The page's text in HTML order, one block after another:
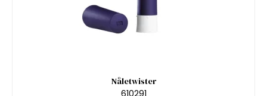
Nåletwister
610291